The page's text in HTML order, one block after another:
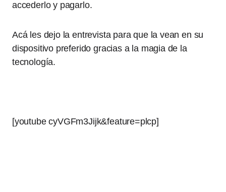
accederlo y pagarlo.
Acá les dejo la entrevista para que la vean en su
dispositivo preferido gracias a la magia de la
tecnología.
[youtube cyVGFm3Jijk&feature=plcp]